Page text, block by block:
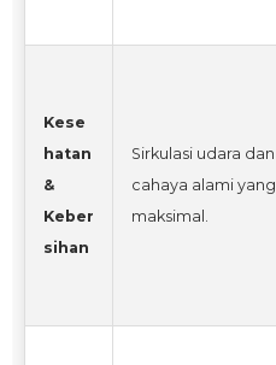
Kese
hatan
&
Keber
sihan
Sirkulasi udara dan
cahaya alami yang
maksimal.